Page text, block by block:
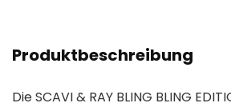
Produktbeschreibung
Die SCAVI & RAY BLING BLING